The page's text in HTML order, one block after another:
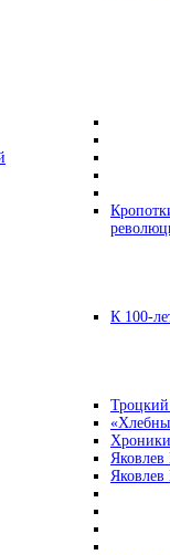
К 100-